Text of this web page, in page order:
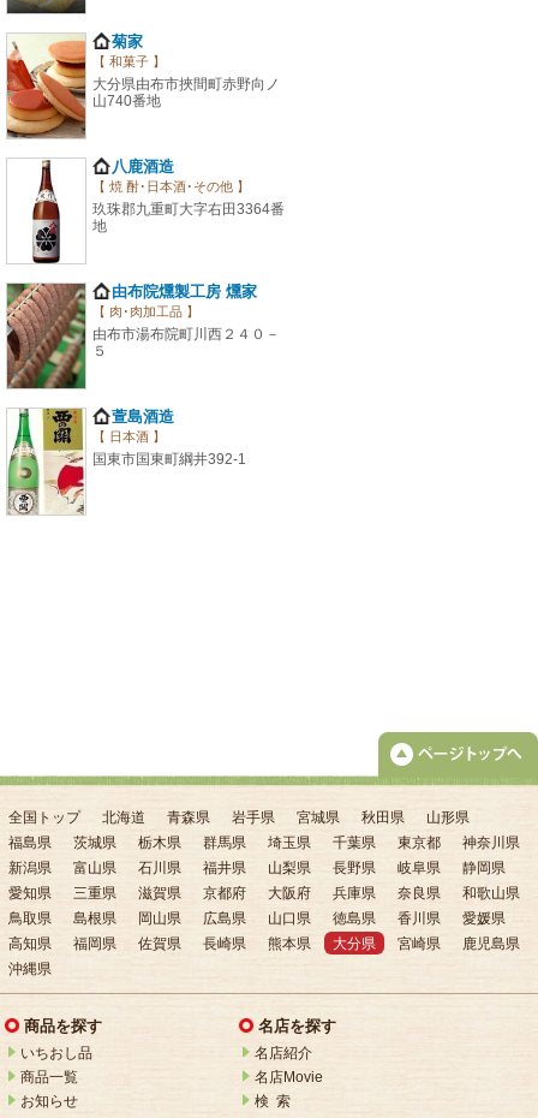
菊家
【 和菓子 】
大分県由布市挾間町赤野向ノ
山740番地
八鹿酒造
【 焼 酎･日本酒･その他 】
玖珠郡九重町大字右田3364番
地
由布院燻製工房 燻家
【 肉･肉加工品 】
由布市湯布院町川西２４０－
５
萱島酒造
【 日本酒 】
国東市国東町綱井392-1
全国トップ 北海道 青森県 岩手県 宮城県 秋田県
山形県
福島県
茨城県 栃木県 群馬県 埼玉県 千葉県 東京都
神奈川県
新潟県
富山県 石川県 福井県 山梨県 長野県 岐阜県
静岡県
愛知県
三重県 滋賀県 京都府 大阪府 兵庫県 奈良県
和歌山県
鳥取県
島根県 岡山県 広島県 山口県 徳島県 香川県
愛媛県
高知県
福岡県 佐賀県 長崎県 熊本県 大分県 宮崎県
鹿児島県
沖縄県
商品を探す
いちおし品
商品一覧
お知らせ
名店を探す
名店紹介
名店Movie
検 索